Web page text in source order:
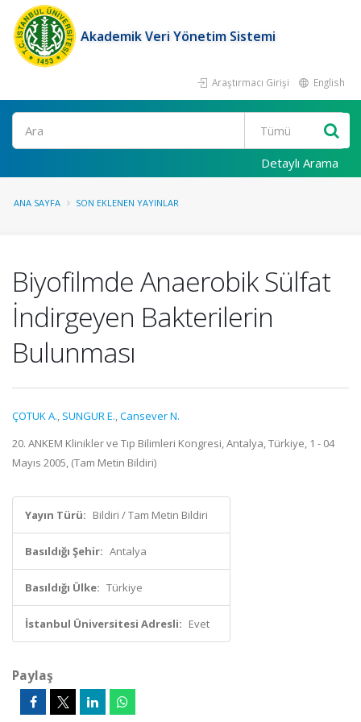
Akademik Veri Yönetim Sistemi
Araştırmacı Girişi English
Ara
Detaylı Arama
ANA SAYFA SON EKLENEN YAYINLAR
Biyofilmde Anaerobik Sülfat
İndirgeyen Bakterilerin
Bulunması
ÇOTUK A., SUNGUR E.,Cansever N.
20. ANKEM Klinikler ve Tıp Bilimleri Kongresi, Antalya, Türkiye, 1 - 04
Mayıs 2005, (Tam Metin Bildiri)
Yayın Türü: Bildiri / Tam Metin Bildiri
Basıldığı Şehir: Antalya
Basıldığı Ülke: Türkiye
İstanbul Üniversitesi Adresli: Evet
Paylaş